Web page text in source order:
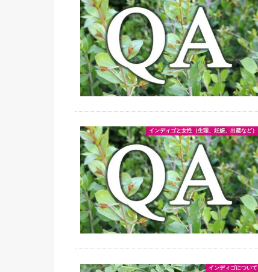
インディゴと女性（生理、妊娠、出産など）
インディゴについて